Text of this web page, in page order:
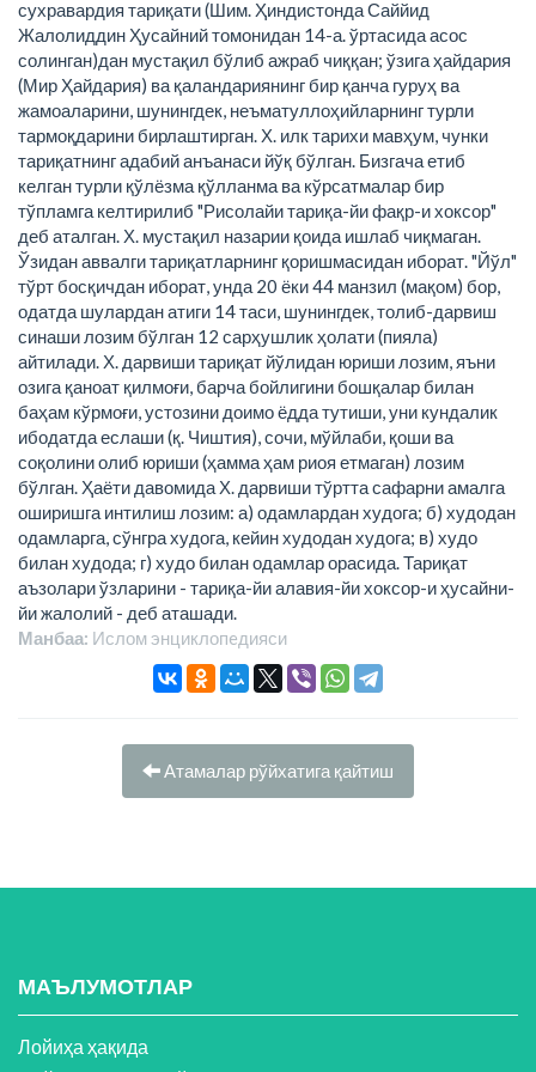
сухравардия тариқати (Шим. Ҳиндистонда Саййид
Жалолиддин Ҳусайний томонидан 14-а. ўртасида асос
солинган)дан мустақил бўлиб ажраб чиққан; ўзига ҳайдария
(Мир Ҳайдария) ва қаландариянинг бир қанча гуруҳ ва
жамоаларини, шунингдек, неъматуллоҳийларнинг турли
тармоқдарини бирлаштирган. Х. илк тарихи мавҳум, чунки
тариқатнинг адабий анъанаси йўқ бўлган. Бизгача етиб
келган турли қўлёзма қўлланма ва кўрсатмалар бир
тўпламга келтирилиб "Рисолайи тариқа-йи фақр-и хоксор"
деб аталган. Х. мустақил назарии қоида ишлаб чиқмаган.
Ўзидан аввалги тариқатларнинг қоришмасидан иборат. "Йўл"
тўрт босқичдан иборат, унда 20 ёки 44 манзил (мақом) бор,
одатда шулардан атиги 14 таси, шунингдек, толиб-дарвиш
синаши лозим бўлган 12 сарҳушлик ҳолати (пияла)
айтилади. Х. дарвиши тариқат йўлидан юриши лозим, яъни
озига қаноат қилмоғи, барча бойлигини бошқалар билан
баҳам кўрмоғи, устозини доимо ёдда тутиши, уни кундалик
ибодатда еслаши (қ. Чиштия), сочи, мўйлаби, қоши ва
соқолини олиб юриши (ҳамма ҳам риоя етмаган) лозим
бўлган. Ҳаёти давомида Х. дарвиши тўртта сафарни амалга
оширишга интилиш лозим: а) одамлардан худога; б) худодан
одамларга, сўнгра худога, кейин худодан худога; в) худо
билан худода; г) худо билан одамлар орасида. Тариқат
аъзолари ўзларини - тариқа-йи алавия-йи хоксор-и ҳусайни-
йи жалолий - деб аташади.
Манбаа: Ислом энциклопeдияси
Атамалар рўйхатига қайтиш
МАЪЛУМОТЛАР
Лойиҳа ҳақида